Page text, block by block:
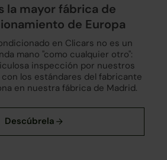
la mayor fábrica de
de Europa
en Clicars no es un
mano "como cualquier otro":
inspección por nuestros
los estándares del fabricante
en nuestra fábrica de Madrid.